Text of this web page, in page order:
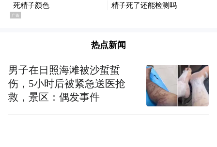
根据这份文档的计划，美国海军到2030年代
初将有约300艘舰艇。在上个月的2027财年预
长本·雷诺兹少将对媒体表示，美国海军多年
来一直在寻求建造一艘“更大的水面作战舰
艇”，而此前已经在DDG(X)大型水面作战舰
热点新闻
男子在日照海滩被沙蜇蜇
伤，5小时后被紧急送医抢
救，景区：偶发事件